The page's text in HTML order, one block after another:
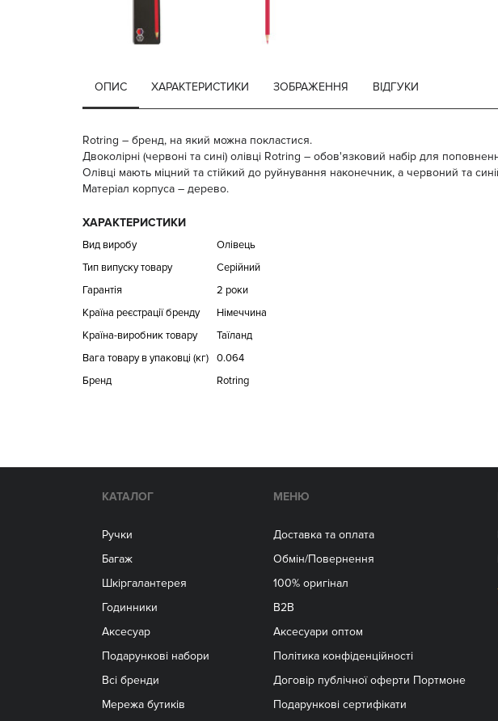
ОПИС ХАРАКТЕРИСТИКИ ЗОБРАЖЕННЯ ВІДГУКИ
Rotring – бренд, на який можна покластися.
Двоколірні (червоні та сині) олівці Rotring – обов'язковий набір для
Олівці мають міцний та стійкий до руйнування наконечник, а червоний та
Матеріал корпуса – дерево.
ХАРАКТЕРИСТИКИ
Вид виробу
Олівець
Тип випуску товару
Серійний
Гарантія
2 роки
Країна реєстрації бренду
Німеччина
Країна-виробник товару
Таїланд
Вага товару в упаковці (кг)
0.064
Бренд
Rotring
КАТАЛОГ
Ручки
Багаж
Шкіргалантерея
Годинники
Аксесуар
Подарункові набори
Всі бренди
Мережа бутиків
МЕНЮ
Доставка та оплата
Обмін/Повернення
100% оригінал
B2B
Aксесуари оптом
Політика конфіденційності
Договір публічної оферти Портмоне
Подарункові сертифікати